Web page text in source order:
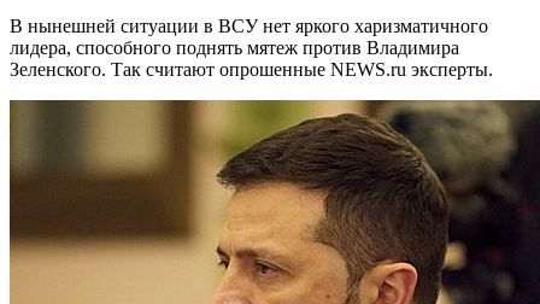
В нынешней ситуации в ВСУ нет яркого харизматичного
лидера, способного поднять мятеж против Владимира
Зеленского. Так считают опрошенные NEWS.ru эксперты.